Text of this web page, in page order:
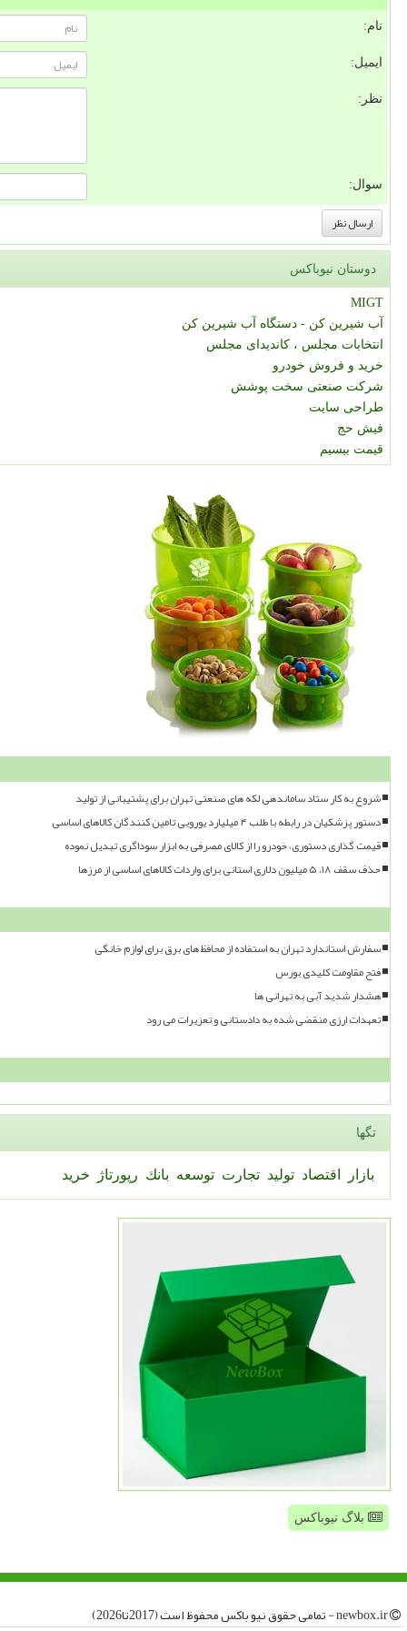
نام:
ایمیل:
نظر:
سوال:
دوستان نیوباکس
MIGT
آب شیرین کن - دستگاه آب شیرین کن
انتخابات مجلس ، کاندیدای مجلس
خرید و فروش خودرو
شرکت صنعتی سخت پوشش
طراحی سایت
فیش حج
قیمت بیسیم
شروع به کار ستاد ساماندهی لکه های صنعتی تهران برای پشتیبانی از تولید
دستور پزشکیان در رابطه با طلب ۴ میلیارد یورویی تامین کنندگان کالاهای اساسی
قیمت گذاری دستوری، خودرو را از کالای مصرفی به ابزار سوداگری تبدیل نموده
حذف سقف ۱۸، ۵ میلیون دلاری استانی برای واردات کالاهای اساسی از مرزها
سفارش استاندارد تهران به استفاده از محافظ های برق برای لوازم خانگی
فتح مقاومت کلیدی بورس
هشدار شدید آبی به تهرانی ها
تعهدات ارزی منقضی شده به دادستانی و تعزیرات می رود
تگها
بازار اقتصاد تولید تجارت توسعه بانك رپورتاژ خرید
بلاگ نیوباکس